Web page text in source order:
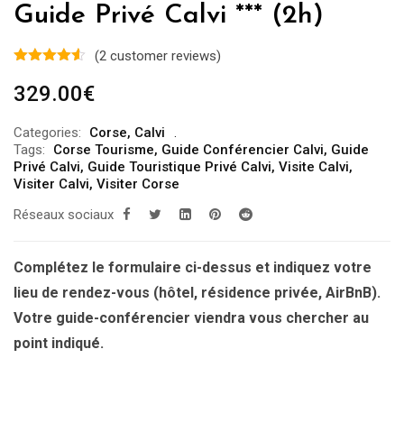
Guide Privé Calvi *** (2h)
(2 customer reviews)
329.00€
Categories: Corse, Calvi
Tags:
Corse Tourisme, Guide Conférencier Calvi, Guide
Privé Calvi, Guide Touristique Privé Calvi, Visite Calvi,
Visiter Calvi, Visiter Corse
Réseaux sociaux
Complétez le formulaire ci-dessus et indiquez votre
lieu de rendez-vous (hôtel, résidence privée, AirBnB).
Votre guide-conférencier viendra vous chercher au
point indiqué.